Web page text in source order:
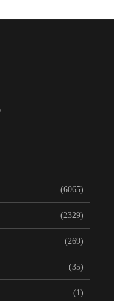
(6065)
(2329)
(269)
(35)
(1)